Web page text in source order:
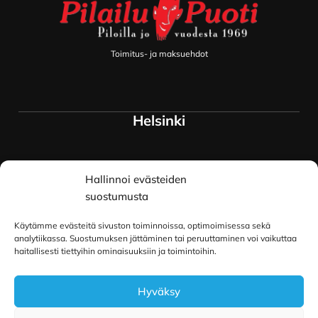
Hallinnoi evästeiden
suostumusta
Käytämme evästeitä sivuston toiminnoissa, optimoimisessa sekä
analytiikassa. Suostumuksen jättäminen tai peruuttaminen voi vaikuttaa
haitallisesti tiettyihin ominaisuuksiin ja toimintoihin.
Hyväksy
Toimitus- ja maksuehdot
Helsinki
Myymälä ja keskusvarasto
Siltavuorenranta 18
00170 Helsinki
Oulu
Kauppurienkatu 34
90100 Oulu